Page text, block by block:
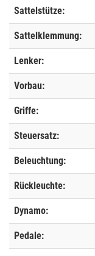
Sattelstütze:
Sattelklemmung:
Lenker:
Vorbau:
Griffe:
Steuersatz:
Beleuchtung:
Rückleuchte:
Dynamo:
Pedale: